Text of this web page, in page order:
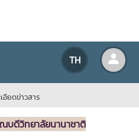
TH
วิทยาลัย
อียดข่าวสาร
บดีวิทยาลัยนานาชาติ